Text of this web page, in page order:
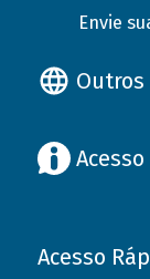
Envie
Acesso